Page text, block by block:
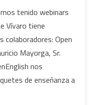
tenido webinars
Vívaro tiene
colaboradores: Open
Mayorga, Sr.
nos
de enseñanza a